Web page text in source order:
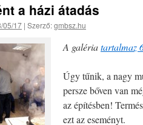
a házi átadás
05/17 | Szerző:gmbsz.hu
A galériatartalmaz
Úgy tűnik, a nagy
persze bőven van
az építésben!
ezt az eseményt.